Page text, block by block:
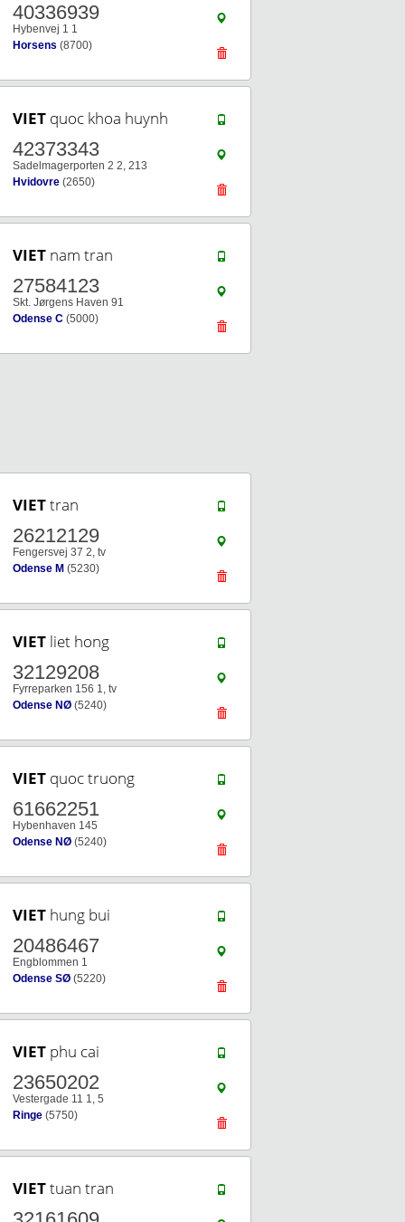
40336939
Hybenvej 1 1
Horsens (8700)
VIET quoc khoa huynh
42373343
Sadelmagerporten 2 2, 213
Hvidovre (2650)
VIET nam tran
27584123
Skt. Jørgens Haven 91
Odense C (5000)
VIETtran
26212129
Fengersvej 37 2, tv
Odense M (5230)
VIET liet hong
32129208
Fyrreparken 156 1, tv
Odense NØ (5240)
VIET quoc truong
61662251
Hybenhaven 145
Odense NØ (5240)
VIET hung bui
20486467
Engblommen 1
Odense SØ (5220)
VIET phu cai
23650202
Vestergade 11 1, 5
Ringe (5750)
VIETtuan tran